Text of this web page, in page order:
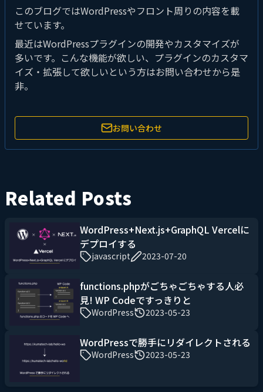
このブログではWordPressやフロント周りの内容を載
せています。
最近はWordPressプラグインの開発やカスタマイズが
多いです。こんな機能が欲しい、プラグインのカスタマ
イズ・拡張して欲しいという方はお問い合わせから是
非。
お問い合わせ
Related Posts
WordPress+Next.js+GraphQL Vercelに
デプロイする
javascript 2023-07-20
functions.phpがごちゃごちゃする人必
見! WP Codeですっきりと
WordPress 2023-05-23
WordPressで勝手にリダイレクトされる
WordPress 2023-05-23